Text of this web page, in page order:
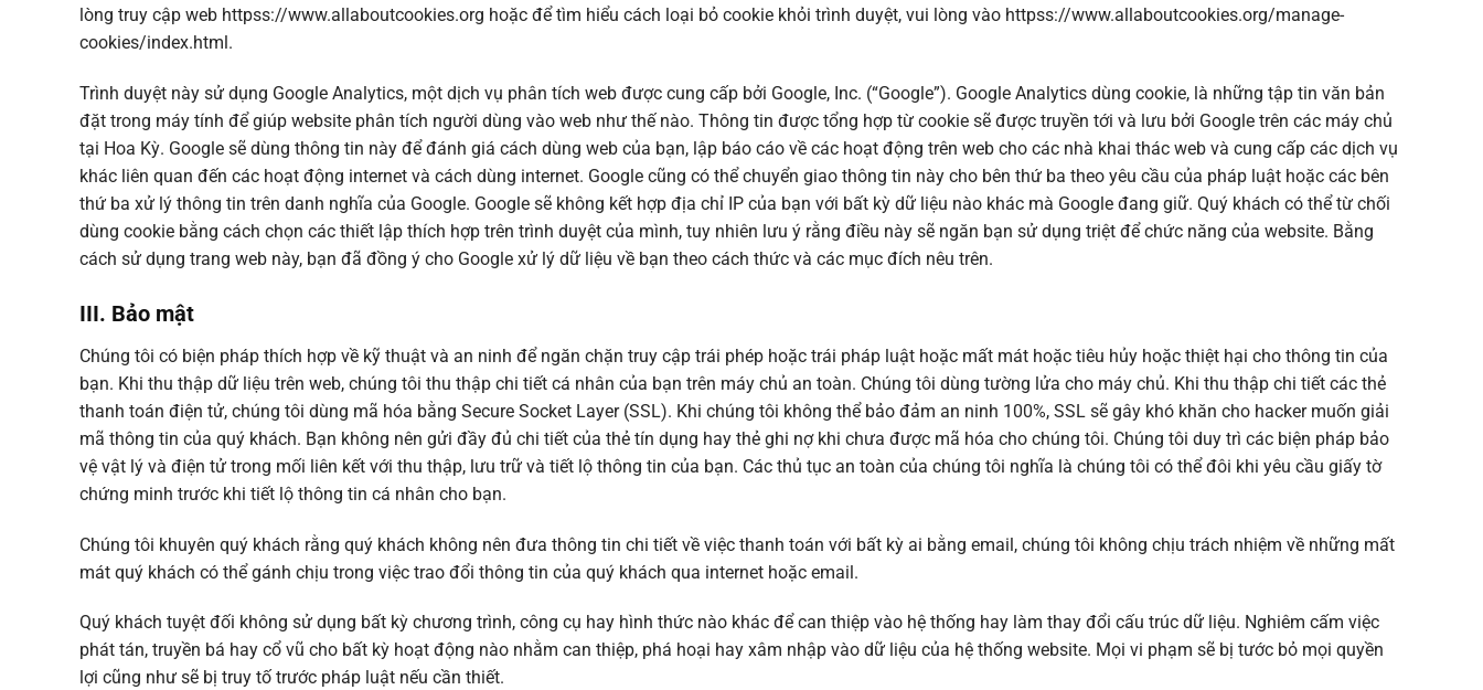
lòng truy cập web httpss://www.allaboutcookies.org hoặc để tìm hiểu cách loại bỏ cookie khỏi trình duyệt, vui lòng vào httpss://www.allaboutcookies.org/manage-
cookies/index.html.
Trình duyệt này sử dụng Google Analytics, một dịch vụ phân tích web được cung cấp bởi Google, Inc. (“Google”). Google Analytics dùng cookie, là những tập tin văn bản
đặt trong máy tính để giúp website phân tích người dùng vào web như thế nào. Thông tin được tổng hợp từ cookie sẽ được truyền tới và lưu bởi Google trên các máy chủ
tại Hoa Kỳ. Google sẽ dùng thông tin này để đánh giá cách dùng web của bạn, lập báo cáo về các hoạt động trên web cho các nhà khai thác web và cung cấp các dịch vụ
khác liên quan đến các hoạt động internet và cách dùng internet. Google cũng có thể chuyển giao thông tin này cho bên thứ ba theo yêu cầu của pháp luật hoặc các bên
thứ ba xử lý thông tin trên danh nghĩa của Google. Google sẽ không kết hợp địa chỉ IP của bạn với bất kỳ dữ liệu nào khác mà Google đang giữ. Quý khách có thể từ chối
dùng cookie bằng cách chọn các thiết lập thích hợp trên trình duyệt của mình, tuy nhiên lưu ý rằng điều này sẽ ngăn bạn sử dụng triệt để chức năng của website. Bằng
cách sử dụng trang web này, bạn đã đồng ý cho Google xử lý dữ liệu về bạn theo cách thức và các mục đích nêu trên.
III. Bảo mật
Chúng tôi có biện pháp thích hợp về kỹ thuật và an ninh để ngăn chặn truy cập trái phép hoặc trái pháp luật hoặc mất mát hoặc tiêu hủy hoặc thiệt hại cho thông tin của
bạn. Khi thu thập dữ liệu trên web, chúng tôi thu thập chi tiết cá nhân của bạn trên máy chủ an toàn. Chúng tôi dùng tường lửa cho máy chủ. Khi thu thập chi tiết các thẻ
thanh toán điện tử, chúng tôi dùng mã hóa bằng Secure Socket Layer (SSL). Khi chúng tôi không thể bảo đảm an ninh 100%, SSL sẽ gây khó khăn cho hacker muốn giải
mã thông tin của quý khách. Bạn không nên gửi đầy đủ chi tiết của thẻ tín dụng hay thẻ ghi nợ khi chưa được mã hóa cho chúng tôi. Chúng tôi duy trì các biện pháp bảo
vệ vật lý và điện tử trong mối liên kết với thu thập, lưu trữ và tiết lộ thông tin của bạn. Các thủ tục an toàn của chúng tôi nghĩa là chúng tôi có thể đôi khi yêu cầu giấy tờ
chứng minh trước khi tiết lộ thông tin cá nhân cho bạn.
Chúng tôi khuyên quý khách rằng quý khách không nên đưa thông tin chi tiết về việc thanh toán với bất kỳ ai bằng email, chúng tôi không chịu trách nhiệm về những mất
mát quý khách có thể gánh chịu trong việc trao đổi thông tin của quý khách qua internet hoặc email.
Quý khách tuyệt đối không sử dụng bất kỳ chương trình, công cụ hay hình thức nào khác để can thiệp vào hệ thống hay làm thay đổi cấu trúc dữ liệu. Nghiêm cấm việc
phát tán, truyền bá hay cổ vũ cho bất kỳ hoạt động nào nhằm can thiệp, phá hoại hay xâm nhập vào dữ liệu của hệ thống website. Mọi vi phạm sẽ bị tước bỏ mọi quyền
lợi cũng như sẽ bị truy tố trước pháp luật nếu cần thiết.